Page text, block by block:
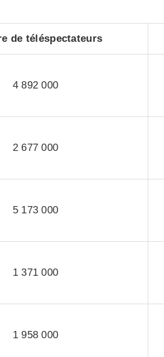
de téléspectateurs
4 892 000
2 677 000
5 173 000
1 371 000
1 958 000